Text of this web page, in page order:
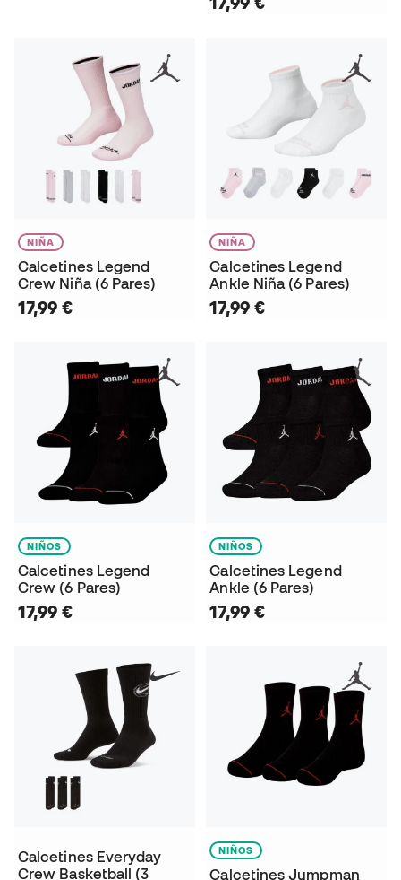
NIÑA
Calcetines Legend
Crew Niña (6 Pares)
17,99 €
NIÑA
Calcetines Legend
Ankle Niña (6 Pares)
17,99 €
NIÑOS
Calcetines Legend
Crew (6 Pares)
17,99 €
NIÑOS
Calcetines Legend
Ankle (6 Pares)
17,99 €
Calcetines Everyday
Crew Basketball (3
NIÑOS
Calcetines Jumpman